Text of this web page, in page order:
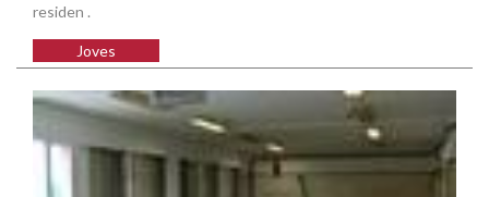
residen .
Joves